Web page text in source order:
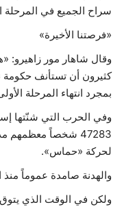
سراح الجميع في المرحلة
«فرصتنا الأخيرة»
وقال شاهار مور زاهيرو:
كثيرون أن تستأنف حكومة
بمجرد انتهاء المرحلة
وفي الحرب التي شنّتها
47283 شخصاً
لحركة «حماس».
والهدنة صامدة عموماً منذ
ولكن في الوقت الذي